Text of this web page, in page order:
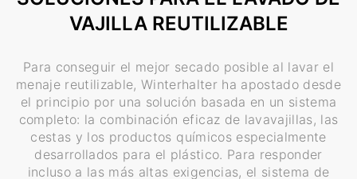
VAJILLA REUTILIZABLE
Para conseguir el mejor secado posible al lavar el
menaje reutilizable, Winterhalter ha apostado desde
el principio por una solución basada en un sistema
completo: la combinación eficaz de lavavajillas, las
cestas y los productos químicos especialmente
desarrollados para el plástico. Para responder
incluso a las más altas exigencias, el sistema de